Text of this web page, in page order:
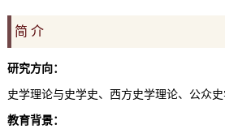
简 介
研究方向：
史学理论与史学史、西方史学理论、公众
教育背景：